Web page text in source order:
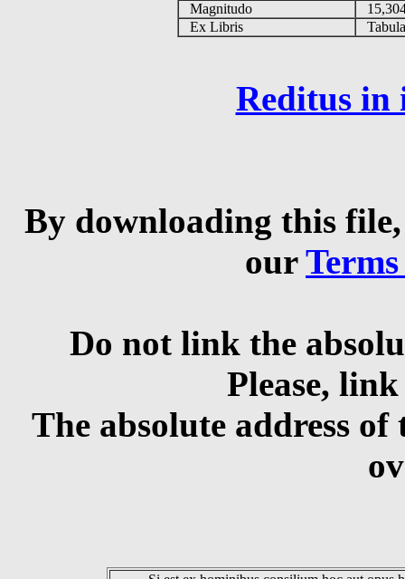
Magnitudo
Ex Libris
Reditus in
By downloading this
our
Do not link the
Please,
The absolute address